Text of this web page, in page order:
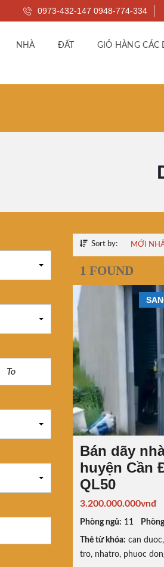
0973-432-147 0948-774-334
NHÀ ĐẤT GIỎ HÀNG CÁC
Sort by: MỚI
1 FOUND
Bán dãy
huyện Cần
QL50
3.200.000.000vnđ
Phòng ngủ: 11
Thẻ từ khóa: can duoc,
tro, nhatro, phuoc